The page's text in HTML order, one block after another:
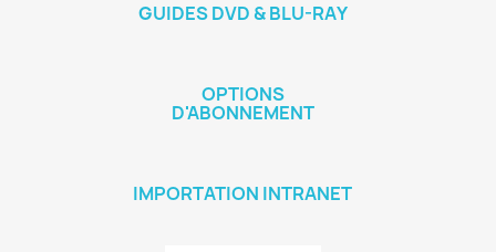
GUIDES DVD & BLU-RAY
OPTIONS
D'ABONNEMENT
IMPORTATION INTRANET